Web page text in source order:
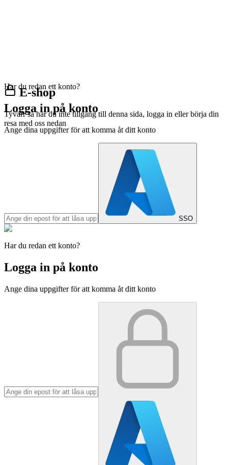
E-shop
Tyvärr så har du inte tillgång till denna sida, logga in eller börja din
resa med oss nedan
Har du redan ett konto?
Logga in på konto
Ange dina uppgifter för att komma åt ditt konto
SSO
Har du redan ett konto?
Logga in på konto
Ange dina uppgifter för att komma åt ditt konto